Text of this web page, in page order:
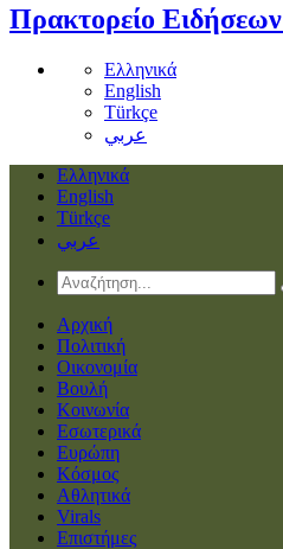
Πρακτορείο Ειδήσεων
Ελληνικά
English
Türkçe
عربي
Ελληνικά
English
Türkçe
عربي
Αρχική
Πολιτική
Οικονομία
Βουλή
Κοινωνία
Εσωτερικά
Ευρώπη
Κόσμος
Αθλητικά
Virals
Επιστήμες